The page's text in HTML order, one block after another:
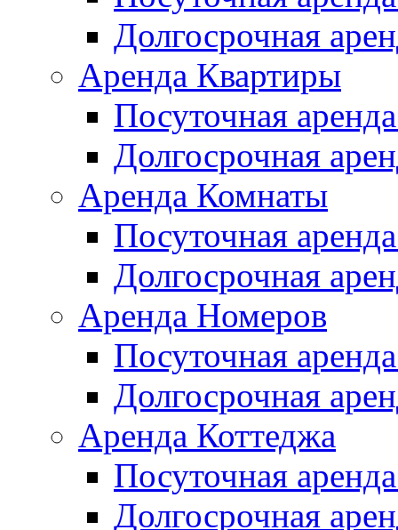
Долгосрочная
Аренда Квартиры
Посуточная
Долгосрочная
Аренда Комнаты
Посуточная
Долгосрочная
Аренда Номеров
Посуточная
Долгосрочная
Аренда Коттеджа
Посуточная
Долгосрочная